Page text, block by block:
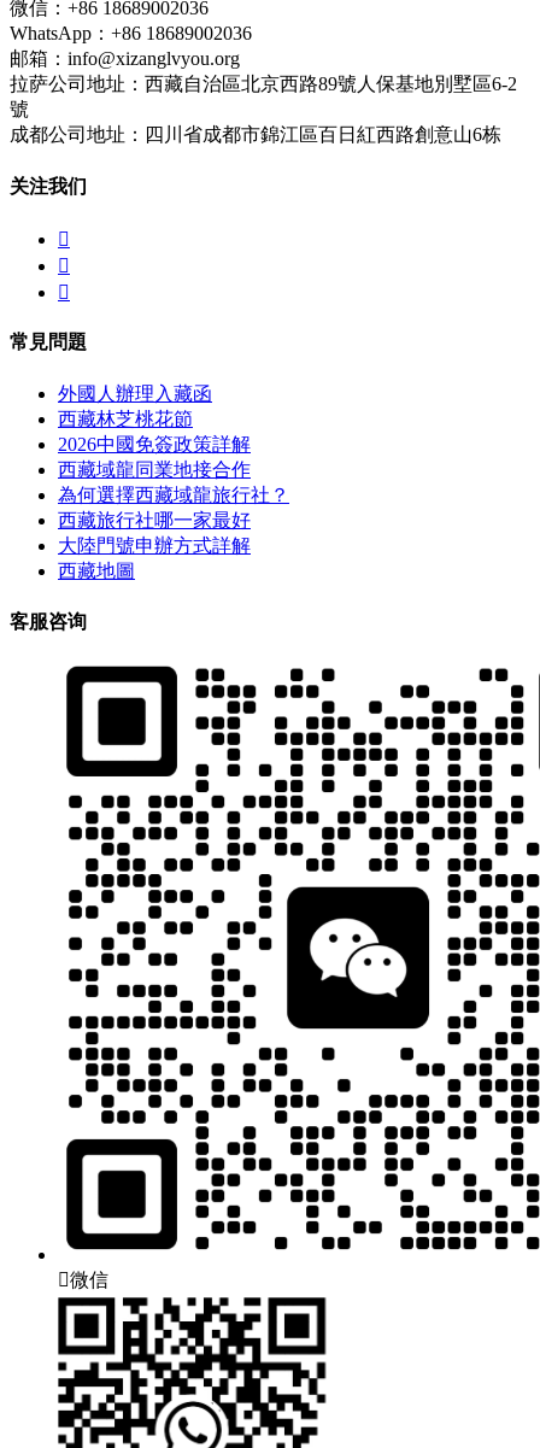
微信：+86 18689002036
WhatsApp：+86 18689002036
邮箱：info@xizanglvyou.org
拉萨公司地址：西藏自治區北京西路89號人保基地別墅區6-2
號
成都公司地址：四川省成都市錦江區百日紅西路創意山6栋
关注我们



常見問題
外國人辦理入藏函
西藏林芝桃花節
2026中國免簽政策詳解
西藏域龍同業地接合作
為何選擇西藏域龍旅行社？
西藏旅行社哪一家最好
大陸門號申辦方式詳解
西藏地圖
客服咨询
微信